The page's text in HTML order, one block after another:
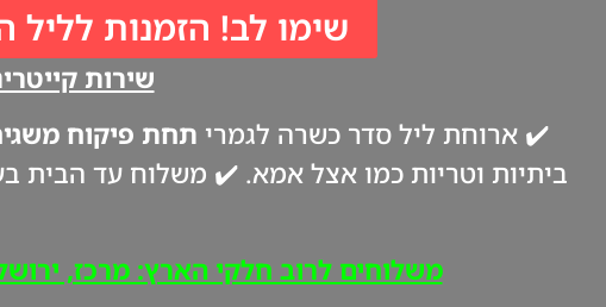
שימו לב! הזמנות לליל
שירות
✔️ ארוחת ליל סדר כשרה לגמרי תחת פיקוח
משלוחים לרוב חלקי הארץ: מרכז,